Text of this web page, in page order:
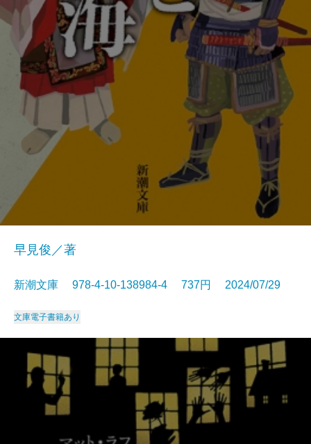
早見俊／著
新潮文庫 978-4-10-138984-4 737円 2024/07/29
文庫電子書籍あり